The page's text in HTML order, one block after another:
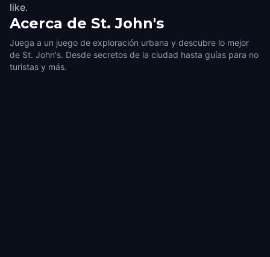
like.
Acerca de St. John's
Juega a un juego de exploración urbana y descubre lo mejor
de St. John's. Desde secretos de la ciudad hasta guías para no
turistas y más.